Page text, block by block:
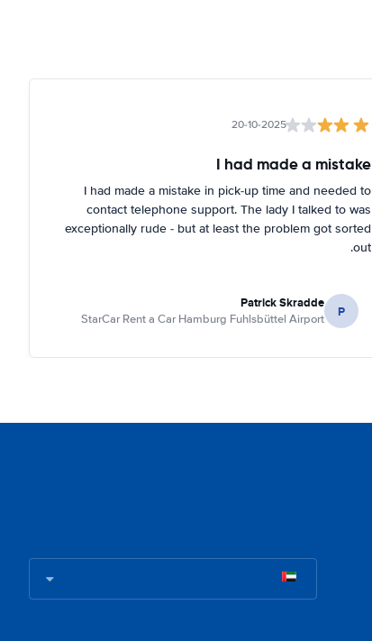
20-10-2025
I had made a mistake
I had made a mistake in pick-up time and needed to
contact telephone support. The lady I talked to was
exceptionally rude - but at least the problem got sorted
out.
P
Patrick Skradde
StarCar Rent a Car Hamburg Fuhlsbüttel Airport